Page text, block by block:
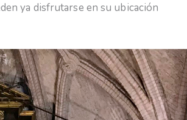
ya disfrutarse en su ubicación